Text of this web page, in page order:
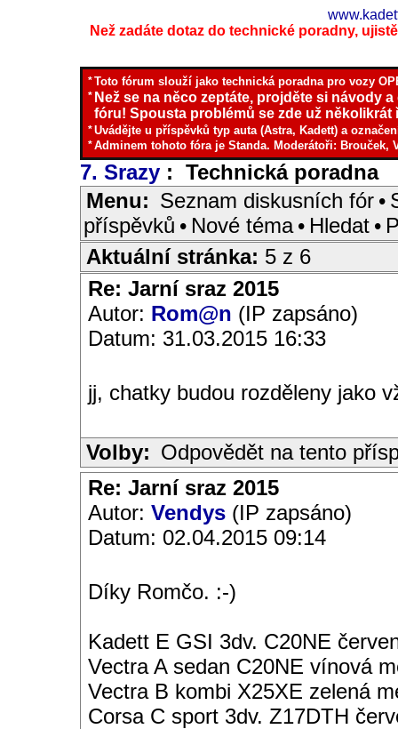
Než zadáte dotaz do technické poradny,
*Toto fórum slouží jako technická poradna pro vozy
* Než se na něco zeptáte, projděte si návody
fóru! Spousta problémů se zde už několikrát
*Uvádějte u příspěvků typ auta (Astra, Kadett) a
*Adminem tohoto fóra je Standa. Moderátoři: Brouček,
7. Srazy : Technická poradna
Menu: Seznam diskusních fór •
příspěvků • Nové téma • Hledat •
Aktuální stránka: 5 z 6
Re: Jarní sraz 2015
Autor: Rom@n (IP zapsáno)
Datum: 31.03.2015 16:33
jj, chatky budou rozděleny jako
Volby: Odpovědět na tento
Re: Jarní sraz 2015
Autor: Vendys (IP zapsáno)
Datum: 02.04.2015 09:14
Díky Romčo. :-)
Kadett E GSI 3dv. C20NE
Vectra A sedan C20NE vínová
Vectra B kombi X25XE zelená
Corsa C sport 3dv. Z17DTH